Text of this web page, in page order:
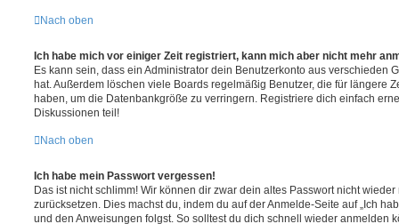
Nach oben
Ich habe mich vor einiger Zeit registriert, kann mich aber nicht mehr
Es kann sein, dass ein Administrator dein Benutzerkonto aus verschieden
hat. Außerdem löschen viele Boards regelmäßig Benutzer, die für längere
haben, um die Datenbankgröße zu verringern. Registriere dich einfach
Diskussionen teil!
Nach oben
Ich habe mein Passwort vergessen!
Das ist nicht schlimm! Wir können dir zwar dein altes Passwort nicht
zurücksetzen. Dies machst du, indem du auf der Anmelde-Seite auf „Ich
und den Anweisungen folgst. So solltest du dich schnell wieder anmelden